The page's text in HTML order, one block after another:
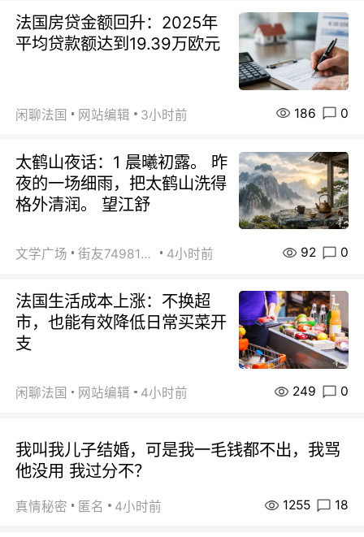
法国房贷金额回升：2025年
平均贷款额达到19.39万欧元
闲聊法国 网站编辑 3小时前 186 0
太鹤山夜话：1 晨曦初露。 昨
夜的一场细雨，把太鹤山洗得
格外清润。 望江舒
文学广场 街友74981146 4小时前 92 0
法国生活成本上涨：不换超
市，也能有效降低日常买菜开
支
闲聊法国 网站编辑 4小时前 249 0
我叫我儿子结婚，可是我一毛钱都不出，我骂
他没用 我过分不？
真情秘密 匿名 4小时前 1255 18